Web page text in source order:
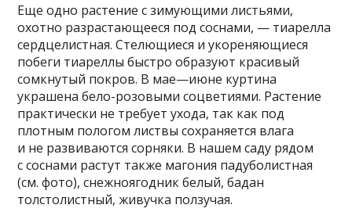
Еще одно растение с зимующими листьями,
охотно разрастающееся под соснами, — тиарелла
сердцелистная. Стелющиеся и укореняющиеся
побеги тиареллы быстро образуют красивый
сомкнутый покров. В мае—июне куртина
украшена бело-розовыми соцветиями. Растение
практически не требует ухода, так как под
плотным пологом листвы сохраняется влага
и не развиваются сорняки. В нашем саду рядом
с соснами растут также магония падуболистная
(см. фото), снежноягодник белый, бадан
толстолистный, живучка ползучая.